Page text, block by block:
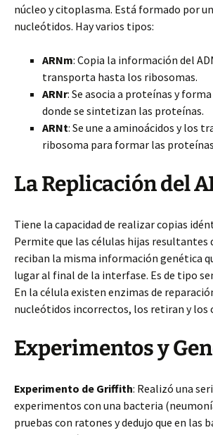
núcleo y citoplasma. Está formado por
nucleótidos. Hay varios tipos:
ARNm: Copia la información del
transporta hasta los ribosomas.
ARNr: Se asocia a proteínas y
donde se sintetizan las proteínas.
ARNt: Se une a aminoácidos y los
ribosoma para formar las
La Replicación del
Tiene la capacidad de realizar copias
Permite que las células hijas resultantes
reciban la misma información genética
lugar al final de la interfase. Es de tipo
En la célula existen enzimas de
nucleótidos incorrectos, los retiran y los
Experimentos y
Experimento de Griffith: Realizó una
experimentos con una bacteria
pruebas con ratones y dedujo que en las